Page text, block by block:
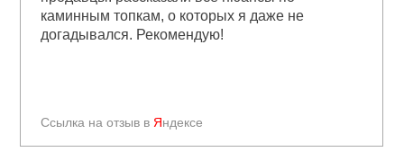
Ссылка на отзыв в Яндексе
каминным топкам, о которых я даже не
догадывался. Рекомендую!